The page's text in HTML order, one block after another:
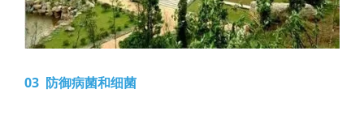
03 防御病菌和细菌